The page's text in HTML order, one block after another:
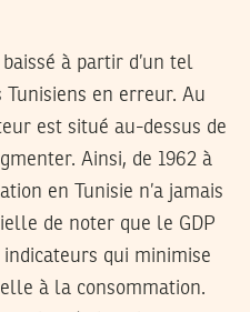
à partir d’un tel
Tunisiens en erreur. Au
est situé au-dessus de
Ainsi, de 1962 à
en Tunisie n’a jamais
de noter que le GDP
indicateurs qui minimise
à la consommation.